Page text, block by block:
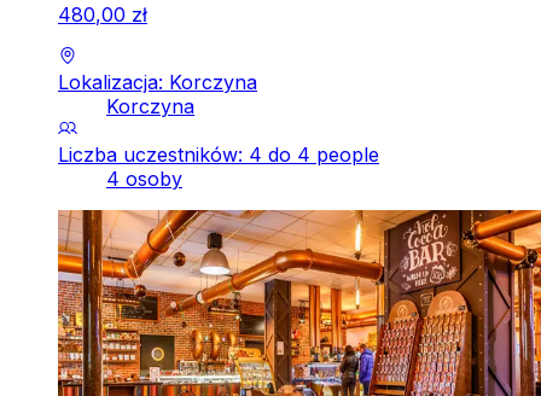
480,00 zł
Lokalizacja: Korczyna
Korczyna
Liczba uczestników: 4 do 4 people
4 osoby